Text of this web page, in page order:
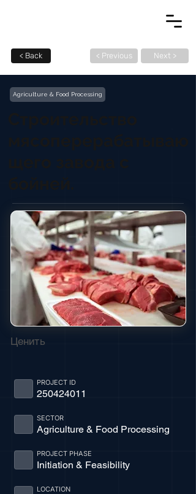
< Back < Previous Next >
Agriculture & Food Processing
Ценить
250424011
PROJECT ID
Agriculture & Food Processing
SECTOR
Initiation & Feasibility
PROJECT PHASE
LOCATION